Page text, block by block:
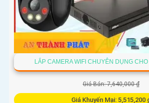
LẮP CAMERA WIFI CHUYÊN DỤNG
Giá Bán: 7,640,000 ₫
Giá Khuyến Mại: 5,515,200